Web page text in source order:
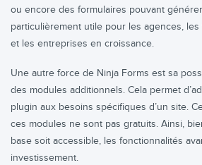
ou encore des formulaires pouvant
particulièrement utile pour les agences,
et les entreprises en croissance.
Une autre force de Ninja Forms est sa
des modules additionnels. Cela permet
plugin aux besoins spécifiques d’un site.
ces modules ne sont pas gratuits. Ainsi,
base soit accessible, les fonctionnalités
investissement.